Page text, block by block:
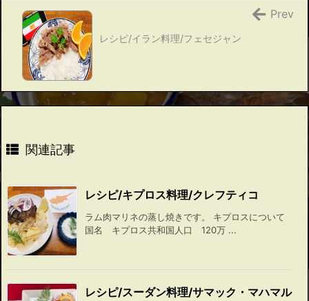
レシピ/イラン料理/フェセジャン
Prev
関連記事
レシピ/キプロス料理/クレフティコ
ラム肉マリネの蒸し焼きです。 キプロスについて
国名 キプロス共和国人口 120万 ...
レシピ/スーダン料理/サマック・マハマル